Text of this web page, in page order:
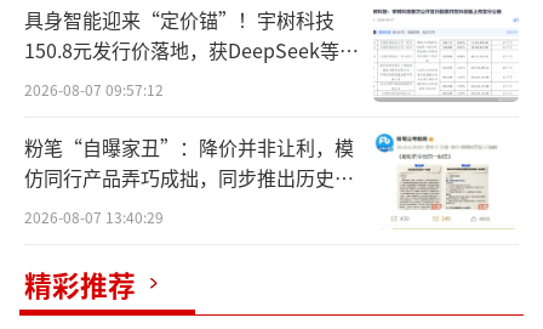
（中国）将裁员约30%，而受影响最大的是供
应端员工。目前极星的成都工厂已经关停，生
产将转至极星重庆工厂、吉利工厂。受此影
响，大批负责生产、供应的成都工厂员工被
裁。该媒体在报道中还提到，不少极星总部
（上海）员工或办理离职手续，或选择留在公
京。”一位极星员工说道。
具身智能迎来“定价锚”！宇树科技
150.8元发行价落地，获DeepSeek等豪
华战配加持
2026-08-07 09:57:12
粉笔“自曝家丑”：降价并非让利，模
仿同行产品弄巧成拙，同步推出历史学
员退费方案
2026-08-07 13:40:29
精彩推荐